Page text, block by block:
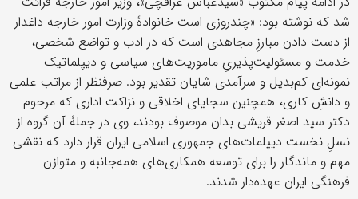
شد که نوشته بود: «چندروزی است خانوادۀ وزارت امور خارجه داغدار
از دست دادن مبارزِ مجاهدی است که در ادب و تواضع شخصی،
خدمت و مسئولیت‌پذیریِ ماموریت‌های سیاسی و دیپلماتیک
نمونه‌ای کم‌بدیل و سرآمدی شایان تقدیر بود. صرفنظر از مراتب علمی
و دانشِ کاری، همچنین سجایای اخلاقی و نزاکت اداری که مرحوم
دکتر سید اصغر قریشی بدان موصوف بودند، وی در جملۀ آن گروه از
نسلِ نخست دیپلمات‌های جمهوری اسلامی ایران قرار دارد که نقشی
مهم و ماندگار را برای توسعه همکاری‌های همه‌جانبه و متوازن
فرهنگی ایران عهده‌دار شدند.